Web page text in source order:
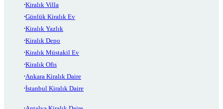
Kiralık Villa
Günlük Kiralık Ev
Kiralık Yazlık
Kiralık Depo
Kiralık Müstakil Ev
Kiralık Ofis
Ankara Kiralık Daire
İstanbul Kiralık Daire